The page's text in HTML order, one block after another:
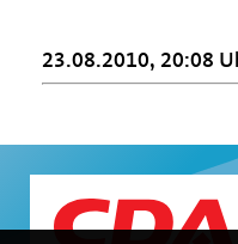
23.08.2010, 20:08